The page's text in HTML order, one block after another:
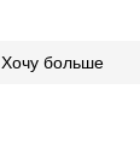
Хочу больше